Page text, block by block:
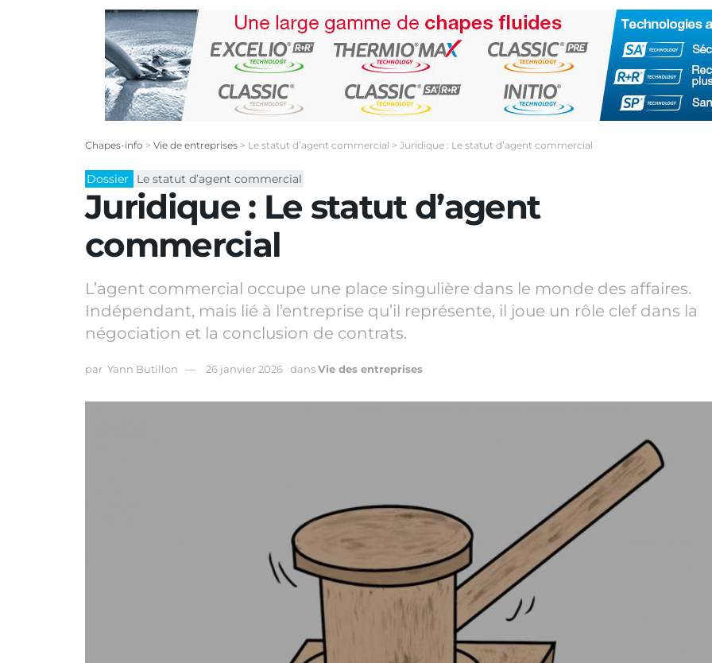
Chapes-info > Vie de entreprises > Le statut d’agent commercial > Juridique : Le statut d’agent commercial
Dossier Le statut d’agent commercial
Juridique : Le statut d’agent
commercial
L’agent commercial occupe une place singulière dans le monde des affaires.
Indépendant, mais lié à l’entreprise qu’il représente, il joue un rôle clef dans la
négociation et la conclusion de contrats.
par Yann Butillon 26 janvier 2026 dansVie des entreprises